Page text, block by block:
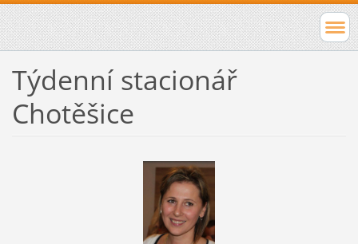
Týdenní stacionář
Chotěšice